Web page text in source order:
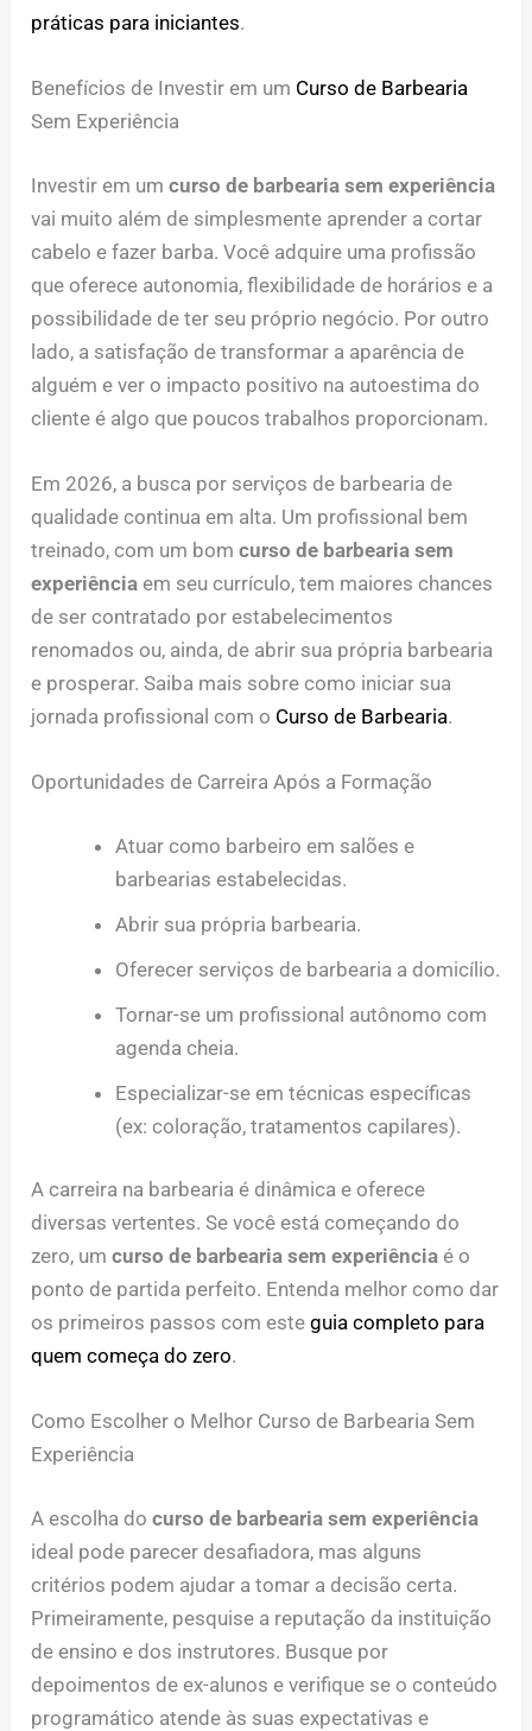
práticas para iniciantes.
Benefícios de Investir em um Curso de Barbearia
Sem Experiência
Investir em umcurso de barbearia sem experiência
vai muito além de simplesmente aprender a cortar
cabelo e fazer barba. Você adquire uma profissão
que oferece autonomia, flexibilidade de horários e a
possibilidade de ter seu próprio negócio. Por outro
lado, a satisfação de transformar a aparência de
alguém e ver o impacto positivo na autoestima do
cliente é algo que poucos trabalhos proporcionam.
Em 2026, a busca por serviços de barbearia de
qualidade continua em alta. Um profissional bem
treinado, com um bomcurso de barbearia sem
experiência em seu currículo, tem maiores chances
de ser contratado por estabelecimentos
renomados ou, ainda, de abrir sua própria barbearia
e prosperar. Saiba mais sobre como iniciar sua
jornada profissional com o Curso de Barbearia.
Oportunidades de Carreira Após a Formação
Atuar como barbeiro em salões e
barbearias estabelecidas.
Abrir sua própria barbearia.
Oferecer serviços de barbearia a domicílio.
Tornar-se um profissional autônomo com
agenda cheia.
Especializar-se em técnicas específicas
(ex: coloração, tratamentos capilares).
A carreira na barbearia é dinâmica e oferece
diversas vertentes. Se você está começando do
zero, umcurso de barbearia sem experiência é o
ponto de partida perfeito. Entenda melhor como dar
os primeiros passos com esteguia completo para
quem começa do zero.
Como Escolher o Melhor Curso de Barbearia Sem
Experiência
A escolha docurso de barbearia sem experiência
ideal pode parecer desafiadora, mas alguns
critérios podem ajudar a tomar a decisão certa.
Primeiramente, pesquise a reputação da instituição
de ensino e dos instrutores. Busque por
depoimentos de ex-alunos e verifique se o conteúdo
programático atende às suas expectativas e